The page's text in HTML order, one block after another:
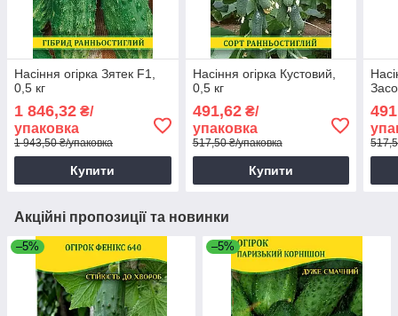
Насіння огірка Зятек F1,
0,5 кг
1 846,32 ₴/
упаковка
1 943,50 ₴/упаковка
Купити
Насіння огірка Кустовий,
0,5 кг
491,62₴/
упаковка
517,50 ₴/упаковка
Купити
Акційні пропозиції та новинки
–5% –5%